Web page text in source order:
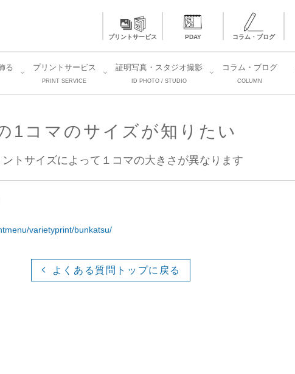
プリントサービス PDAY コラム・ブログ
る プリントサービス
PRINT SERVICE
証明写真・スタジオ撮影
ID PHOTO / STUDIO
コラム・ブログ
COLUMN
1コマのサイズが知りたい
トサイズによって１コマの大きさが異なります
varietyprint/bunkatsu/
よくある質問トップに戻る